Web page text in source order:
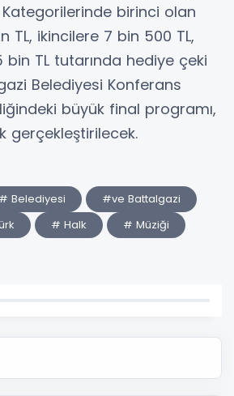
birinci olan
TL, ikincilere 7 bin 500 TL,
TL tutarında hediye çeki
Belediyesi Konferans
büyük final programı,
gerçekleştirilecek.
# Belediyesi
#ve Battalgazi
# Halk
# Müziği